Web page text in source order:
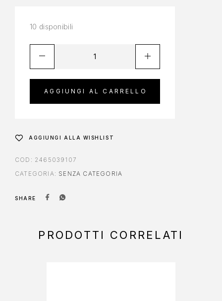
10 disponibili
AGGIUNGI AL CARRELLO
AGGIUNGI ALLA WISHLIST
COD: 2465039107
CATEGORIA: SENZA CATEGORIA
SHARE
PRODOTTI CORRELATI